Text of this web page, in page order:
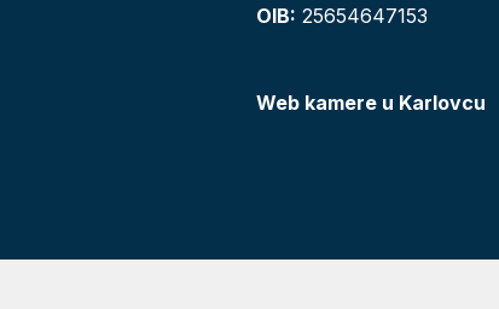
OIB: 25654647153
Web kamere u Karlovcu